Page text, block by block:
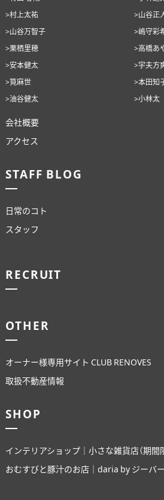
>村上太祐
>山谷正
>山谷万智子
>嶋守彩
>栗栖里穂
>高橋あ
>安本健太
>宇夫方
>筧麻世
>本田知
>油谷健太
>小林太
会社概要
アクセス
STAFF BLOG
日常のコト
スタッフ
RECRUIT
OTHER
オーナー様専用サイト CLUB RENOVES
取扱不動産情報
SHOP
インテリアショップ｜小さな雑貨店（期間
おむすびと豚汁のお店｜daria by ジーバ